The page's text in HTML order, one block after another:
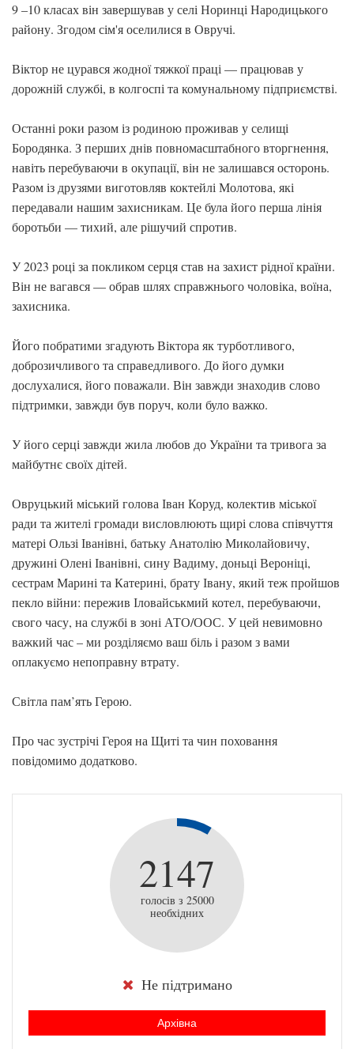
9 –10 класах він завершував у селі Норинці Народицького
району. Згодом сім'я оселилися в Овручі.
Віктор не цурався жодної тяжкої праці — працював у
дорожній службі, в колгоспі та комунальному підприємстві.
Останні роки разом із родиною проживав у селищі
Бородянка. З перших днів повномасштабного вторгнення,
навіть перебуваючи в окупації, він не залишався осторонь.
Разом із друзями виготовляв коктейлі Молотова, які
передавали нашим захисникам. Це була його перша лінія
боротьби — тихий, але рішучий спротив.
У 2023 році за покликом серця став на захист рідної країни.
Він не вагався — обрав шлях справжнього чоловіка, воїна,
захисника.
Його побратими згадують Віктора як турботливого,
доброзичливого та справедливого. До його думки
дослухалися, його поважали. Він завжди знаходив слово
підтримки, завжди був поруч, коли було важко.
У його серці завжди жила любов до України та тривога за
майбутнє своїх дітей.
Овруцький міський голова Іван Коруд, колектив міської
ради та жителі громади висловлюють щирі слова співчуття
матері Ользі Іванівні, батьку Анатолію Миколайовичу,
дружині Олені Іванівні, сину Вадиму, доньці Вероніці,
сестрам Марині та Катерині, брату Івану, який теж пройшов
пекло війни: пережив Іловайськмий котел, перебуваючи,
свого часу, на службі в зоні АТО/ООС. У цей невимовно
важкий час – ми розділяємо ваш біль і разом з вами
оплакуємо непоправну втрату.
Світла пам’ять Герою.
Про час зустрічі Героя на Щиті та чин поховання
повідомимо додатково.
2147
голосів з 25000
необхідних
Не підтримано
Архівна